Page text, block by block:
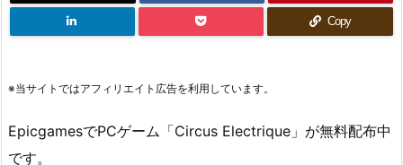
Copy
※当サイトではアフィリエイト広告を利用しています。
EpicgamesでPCゲーム「Circus Electrique」が無料配布中
です。